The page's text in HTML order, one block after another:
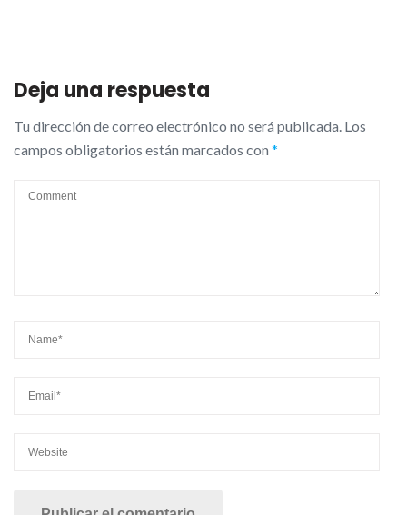
Deja una respuesta
Tu dirección de correo electrónico no será publicada. Los
campos obligatorios están marcados con *